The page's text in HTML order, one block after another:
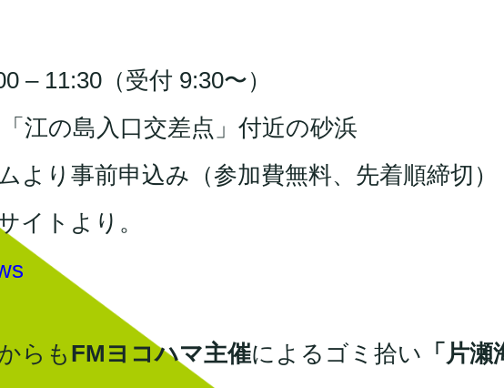
– 11:30（受付 9:30〜）
江の島入口交差点」付近の砂浜
より事前申込み（参加費無料、先着順締切）
イトより。
らも FMヨコハマ主催によるゴミ拾い 「片瀬